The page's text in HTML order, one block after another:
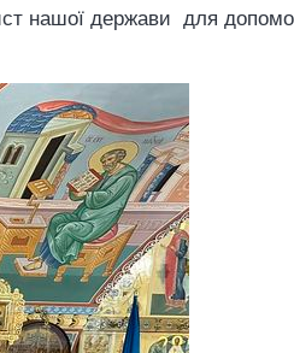
нашої держави для